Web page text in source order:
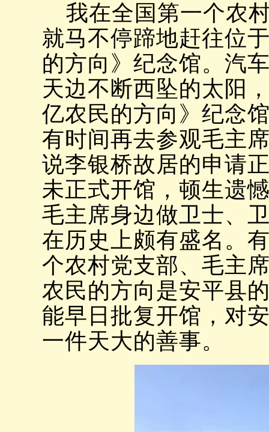
我在全国第一个农
就马不停蹄地赶往位
的方向》纪念馆。汽
天边不断西坠的太阳
亿农民的方向》纪念
有时间再去参观毛主
说李银桥故居的申请
未正式开馆，顿生遗
毛主席身边做卫士、
在历史上颇有盛名。
个农村党支部、毛主
农民的方向是安平县
能早日批复开馆，对
一件天大的善事。